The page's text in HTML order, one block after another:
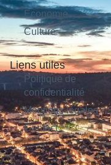
Économie
Culture
Liens utiles
Politique de
confidentialité
Mentions légales
Contact